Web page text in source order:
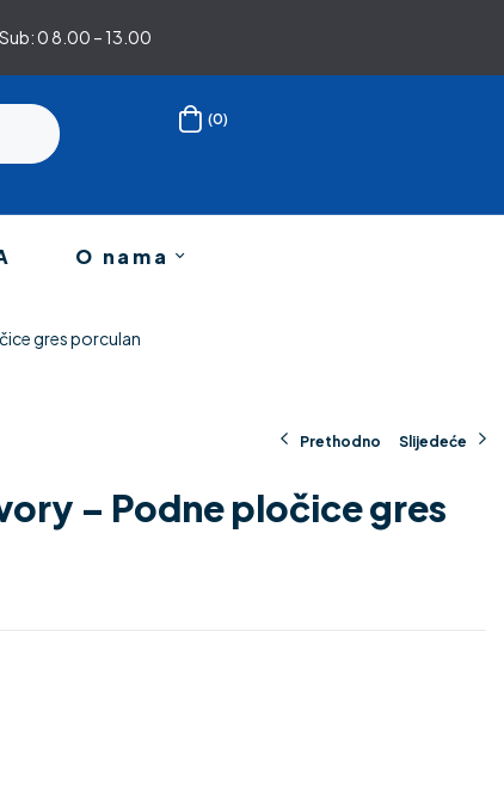
0 8.00 – 13.00
(0)
O nama
gres porculan
Prethodno
19.50€
Slijedeće
23.90€
– Podne pločice gres